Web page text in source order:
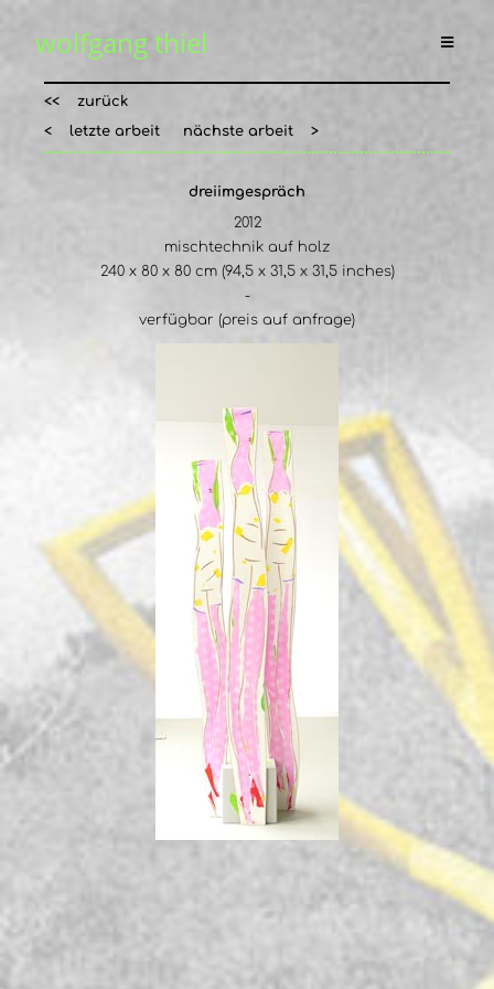
wolfgang thiel
<< zurück
< letzte arbeit
nächste arbeit >
dreiimgespräch
2012
mischtechnik auf holz
240 x 80 x 80 cm (94,5 x 31,5 x 31,5 inches)
-
verfügbar (preis auf anfrage)